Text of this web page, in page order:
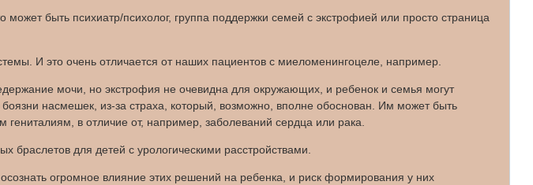
быть психиатр/психолог, группа поддержки семей с экстрофией или просто страница
И это очень отличается от наших пациентов с миеломенингоцеле, например.
мочи, но экстрофия не очевидна для окружающих, и ребенок и семья могут
насмешек, из-за страха, который, возможно, вполне обоснован. Им может быть
в отличие от, например, заболеваний сердца или рака.
для детей с урологическими расстройствами.
огромное влияние этих решений на ребенка, и риск формирования у них